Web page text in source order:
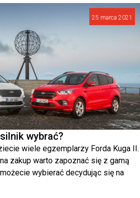
25 marca 2021
wybrać?
wiele egzemplarzy Forda Kuga II.
zakup warto zapoznać się z gamą
wybierać decydując się na